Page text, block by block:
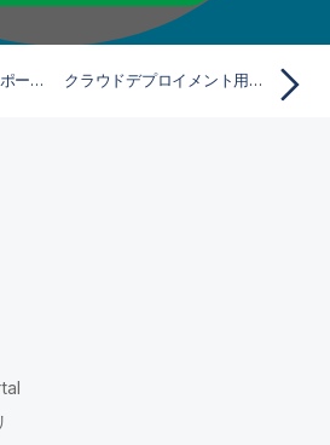
Data Preparationコンポーネント クラウドデプロイメント用のtDataprepRunの標準プロパティ